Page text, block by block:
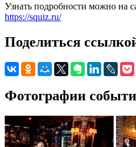
Узнать подробности можно на
https://squiz.ru/
Поделиться
Фотографии